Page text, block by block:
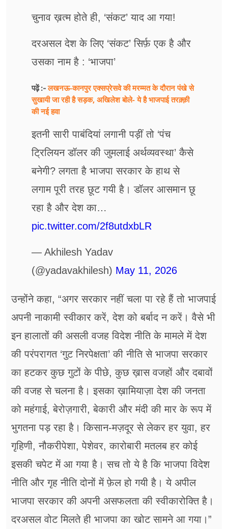
चुनाव ख़त्म होते ही, ‘संकट’ याद आ गया!
दरअसल देश के लिए ‘संकट’ सिर्फ़ एक है और
उसका नाम है : ‘भाजपा’
पढ़ें :-लखनऊ-कानपुर एक्सप्रेसवे की मरम्मत के दौरान पंखे से
सुखायी जा रही है सड़क, अखिलेश बोले- ये है भाजपाई तरक़्क़ी
की नई हवा
इतनी सारी पाबंदियां लगानी पड़ीं तो ‘पंच
ट्रिलियन डॉलर की जुमलाई अर्थव्यवस्था’ कैसे
बनेगी? लगता है भाजपा सरकार के हाथ से
लगाम पूरी तरह छूट गयी है। डॉलर आसमान छू
रहा है और देश का…
pic.twitter.com/2f8utdxbLR
— Akhilesh Yadav
(@yadavakhilesh) May 11, 2026
उन्होंने कहा, “अगर सरकार नहीं चला पा रहे हैं तो भाजपाई
अपनी नाकामी स्वीकार करें, देश को बर्बाद न करें। वैसे भी
इन हालातों की असली वजह विदेश नीति के मामले में देश
की परंपरागत ‘गुट निरपेक्षता’ की नीति से भाजपा सरकार
का हटकर कुछ गुटों के पीछे, कुछ ख़ास वजहों और दबावों
की वजह से चलना है। इसका ख़ामियाज़ा देश की जनता
को महंगाई, बेरोज़गारी, बेकारी और मंदी की मार के रूप में
भुगतना पड़ रहा है। किसान-मज़दूर से लेकर हर युवा, हर
गृहिणी, नौकरीपेशा, पेशेवर, कारोबारी मतलब हर कोई
इसकी चपेट में आ गया है। सच तो ये है कि भाजपा विदेश
नीति और गृह नीति दोनों में फ़ेल हो गयी है। ये अपील
भाजपा सरकार की अपनी असफलता की स्वीकारोक्ति है।
दरअसल वोट मिलते ही भाजपा का खोट सामने आ गया।”